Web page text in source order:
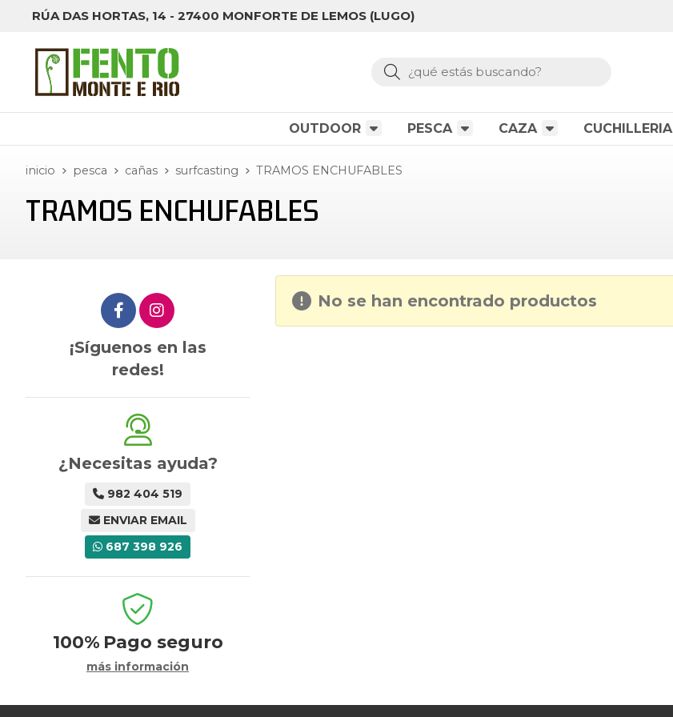
RÚA DAS HORTAS, 14 - 27400 MONFORTE DE LEMOS (LUGO)
Buscar
OUTDOOR PESCA CAZA CUCHILLERIA
inicio pesca cañas surfcasting TRAMOS ENCHUFABLES
TRAMOS ENCHUFABLES
No se han encontrado productos
¡Síguenos en las
redes!
¿Necesitas ayuda?
982 404 519
ENVIAR EMAIL
687 398 926
100% Pago seguro
más información